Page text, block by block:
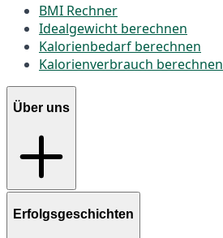
BMI Rechner
Idealgewicht berechnen
Kalorienbedarf berechnen
Kalorienverbrauch berechnen
Über uns
Erfolgsgeschichten